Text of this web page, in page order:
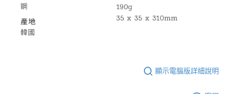
顯示電腦版詳細說明